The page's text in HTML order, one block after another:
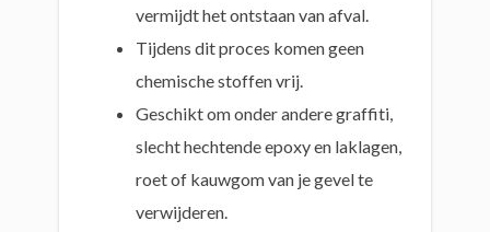
vermijdt het ontstaan van afval.
Tijdens dit proces komen geen
chemische stoffen vrij.
Geschikt om onder andere graffiti,
slecht hechtende epoxy en laklagen,
roet of kauwgom van je gevel te
verwijderen.